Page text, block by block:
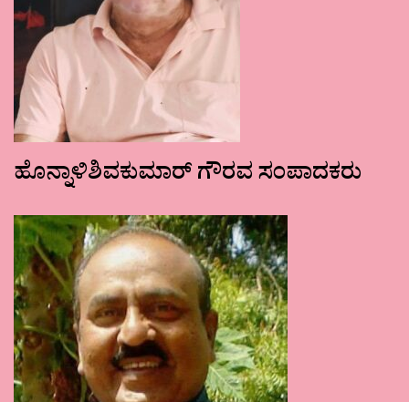
ಹೊನ್ನಾಳಿಶಿವಕುಮಾರ್ ಗೌರವ ಸಂಪಾದಕರು